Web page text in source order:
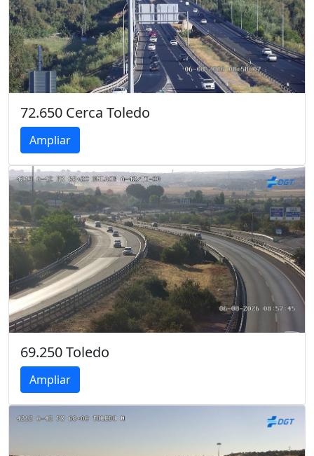
72.650 Cerca Toledo
Ampliar
69.250 Toledo
Ampliar